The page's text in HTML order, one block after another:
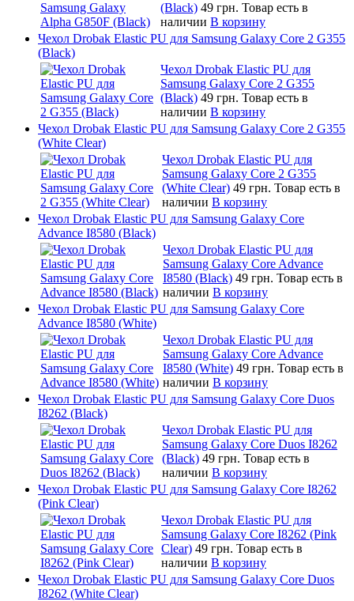
(Black) 49 грн. Товар есть в
наличии В корзину
Чехол Drobak Elastic PU для Samsung Galaxy Core 2 G355
(Black)
Чехол Drobak Elastic PU для
Samsung Galaxy Core 2 G355
(Black) 49 грн. Товар есть в
наличии В корзину
Чехол Drobak Elastic PU для Samsung Galaxy Core 2 G355
(White Clear)
Чехол Drobak Elastic PU для
Samsung Galaxy Core 2 G355
(White Clear) 49 грн. Товар есть в
наличии В корзину
Чехол Drobak Elastic PU для Samsung Galaxy Core
Advance I8580 (Black)
Чехол Drobak Elastic PU для
Samsung Galaxy Core Advance
I8580 (Black) 49 грн. Товар есть в
наличии В корзину
Чехол Drobak Elastic PU для Samsung Galaxy Core
Advance I8580 (White)
Чехол Drobak Elastic PU для
Samsung Galaxy Core Advance
I8580 (White) 49 грн. Товар есть в
наличии В корзину
Чехол Drobak Elastic PU для Samsung Galaxy Core Duos
I8262 (Black)
Чехол Drobak Elastic PU для
Samsung Galaxy Core Duos I8262
(Black) 49 грн. Товар есть в
наличии В корзину
Чехол Drobak Elastic PU для Samsung Galaxy Core I8262
(Pink Clear)
Чехол Drobak Elastic PU для
Samsung Galaxy Core I8262 (Pink
Clear) 49 грн. Товар есть в
наличии В корзину
Чехол Drobak Elastic PU для Samsung Galaxy Core Duos
I8262 (White Clear)